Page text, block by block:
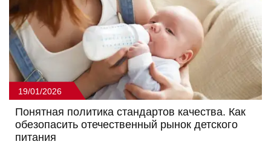
19/01/2026
Понятная политика стандартов качества. Как
обезопасить отечественный рынок детского
питания